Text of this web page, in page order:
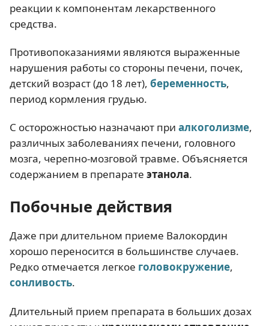
реакции к компонентам лекарственного
средства.
Противопоказаниями являются выраженные
нарушения работы со стороны печени, почек,
детский возраст (до 18 лет), беременность,
период кормления грудью.
С осторожностью назначают при алкоголизме,
различных заболеваниях печени, головного
мозга, черепно-мозговой травме. Объясняется
содержанием в препарате этанола.
Побочные действия
Даже при длительном приеме Валокордин
хорошо переносится в большинстве случаев.
Редко отмечается легкое головокружение,
сонливость.
Длительный прием препарата в больших дозах